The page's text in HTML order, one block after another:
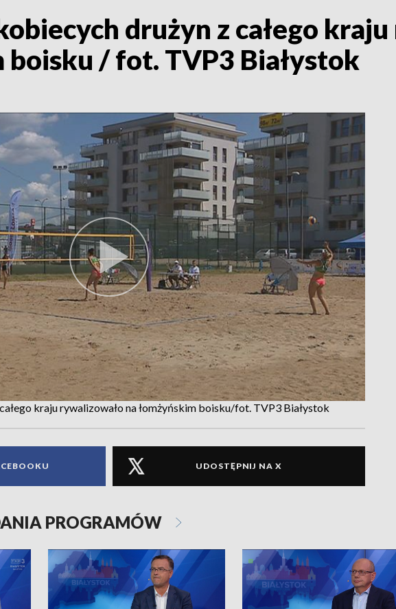
drużyn z całego
boisku / fot. TVP3 Białystok
kraju rywalizowało na łomżyńskim boisku/fot. TVP3 Białystok
UDOSTĘPNIJ NA X
PROGRAMÓW